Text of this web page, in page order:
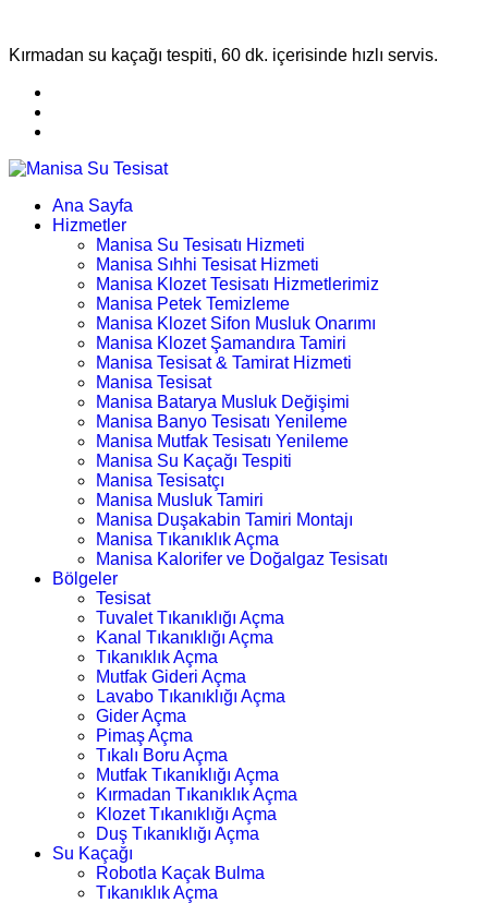
Kırmadan su kaçağı tespiti, 60 dk. içerisinde hızlı servis.
Ana Sayfa
Hizmetler
Manisa Su Tesisatı Hizmeti
Manisa Sıhhi Tesisat Hizmeti
Manisa Klozet Tesisatı Hizmetlerimiz
Manisa Petek Temizleme
Manisa Klozet Sifon Musluk Onarımı
Manisa Klozet Şamandıra Tamiri
Manisa Tesisat & Tamirat Hizmeti
Manisa Tesisat
Manisa Batarya Musluk Değişimi
Manisa Banyo Tesisatı Yenileme
Manisa Mutfak Tesisatı Yenileme
Manisa Su Kaçağı Tespiti
Manisa Tesisatçı
Manisa Musluk Tamiri
Manisa Duşakabin Tamiri Montajı
Manisa Tıkanıklık Açma
Manisa Kalorifer ve Doğalgaz Tesisatı
Bölgeler
Tesisat
Tuvalet Tıkanıklığı Açma
Kanal Tıkanıklığı Açma
Tıkanıklık Açma
Mutfak Gideri Açma
Lavabo Tıkanıklığı Açma
Gider Açma
Pimaş Açma
Tıkalı Boru Açma
Mutfak Tıkanıklığı Açma
Kırmadan Tıkanıklık Açma
Klozet Tıkanıklığı Açma
Duş Tıkanıklığı Açma
Su Kaçağı
Robotla Kaçak Bulma
Tıkanıklık Açma